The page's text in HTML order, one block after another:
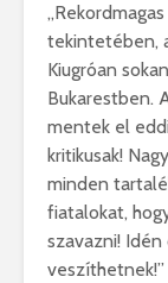
tekintetében,
Kiugróan
Bukarestben.
mentek el
kritikusak!
minden
fiatalokat,
szavazni!